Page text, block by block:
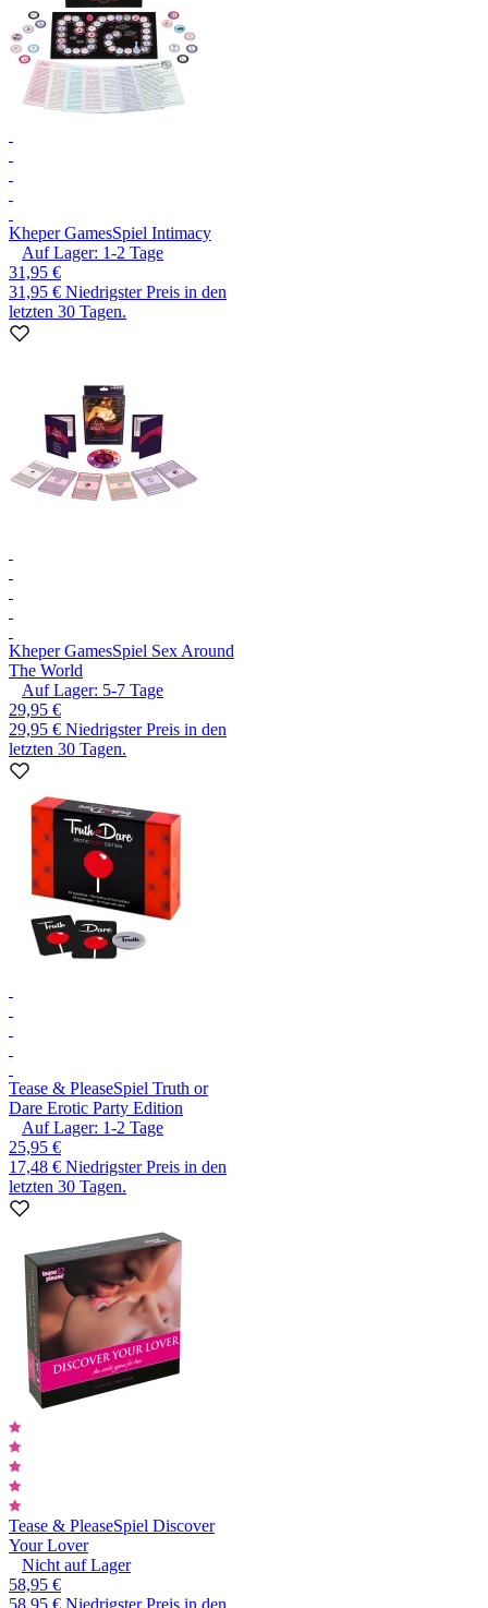
Kheper GamesSpiel Intimacy
Auf Lager: 1-2 Tage
31,95 €
31,95 € Niedrigster Preis in den
letzten 30 Tagen.
Kheper GamesSpiel Sex Around
The World
Auf Lager: 5-7 Tage
29,95 €
29,95 € Niedrigster Preis in den
letzten 30 Tagen.
Tease & PleaseSpiel Truth or
Dare Erotic Party Edition
Auf Lager: 1-2 Tage
25,95 €
17,48 € Niedrigster Preis in den
letzten 30 Tagen.
Tease & PleaseSpiel Discover
Your Lover
Nicht auf Lager
58,95 €